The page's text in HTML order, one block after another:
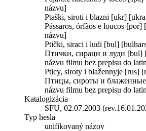
názvu]
Ptaški, siroti i blazni [ukr]
Pássaros, órfãos e loucos
názvu]
Ptički, siraci i ludi [bul]
Птички, сираци и луди [bul]
názvu filmu bez prepisu do
Pticy, siroty i blažennyje [rus]
Птицы, сироты и
názvu filmu bez prepisu do
Katalogizácia
SFU, 02.07.2003
Typ hesla
unifikovaný názov